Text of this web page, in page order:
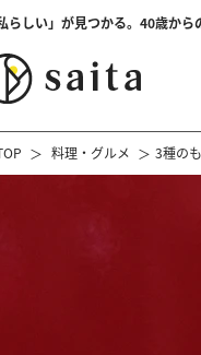
私らしい」が見つかる。40歳か
料理・グルメ 3種の